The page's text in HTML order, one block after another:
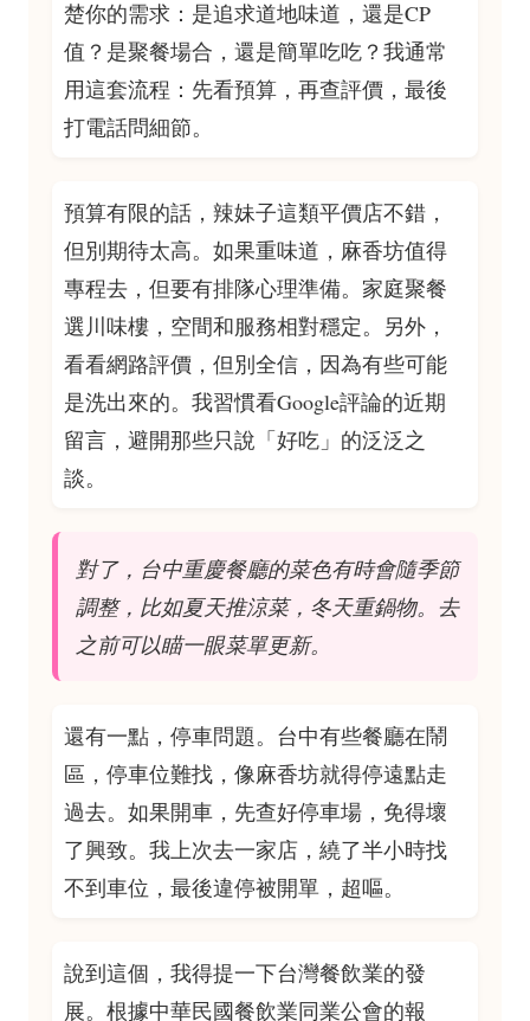
楚你的需求：是追求道地味道，還是CP
值？是聚餐場合，還是簡單吃吃？我通常
用這套流程：先看預算，再查評價，最後
打電話問細節。
預算有限的話，辣妹子這類平價店不錯，
但別期待太高。如果重味道，麻香坊值得
專程去，但要有排隊心理準備。家庭聚餐
選川味樓，空間和服務相對穩定。另外，
看看網路評價，但別全信，因為有些可能
是洗出來的。我習慣看Google評論的近期
留言，避開那些只說「好吃」的泛泛之
談。
對了，台中重慶餐廳的菜色有時會隨季節
調整，比如夏天推涼菜，冬天重鍋物。去
之前可以瞄一眼菜單更新。
還有一點，停車問題。台中有些餐廳在鬧
區，停車位難找，像麻香坊就得停遠點走
過去。如果開車，先查好停車場，免得壞
了興致。我上次去一家店，繞了半小時找
不到車位，最後違停被開單，超嘔。
說到這個，我得提一下台灣餐飲業的發
展。根據中華民國餐飲業同業公會的報